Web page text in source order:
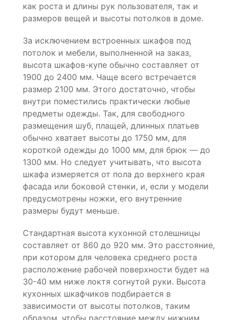
как роста и длины рук пользователя, так и
размеров вещей и высоты потолков в доме.
За исключением встроенных шкафов под
потолок и мебели, выполненной на заказ,
высота шкафов-купе обычно составляет от
1900 до 2400 мм. Чаще всего встречается
размер 2100 мм. Этого достаточно, чтобы
внутри поместились практически любые
предметы одежды. Так, для свободного
размещения шуб, плащей, длинных платьев
обычно хватает высоты до 1750 мм, для
короткой одежды до 1000 мм, для брюк — до
1300 мм. Но следует учитывать, что высота
шкафа измеряется от пола до верхнего края
фасада или боковой стенки, и, если у модели
предусмотрены ножки, его внутренние
размеры будут меньше.
Стандартная высота кухонной столешницы
составляет от 860 до 920 мм. Это расстояние,
при котором для человека среднего роста
расположение рабочей поверхности будет на
30-40 мм ниже локтя согнутой руки. Высота
кухонных шкафчиков подбирается в
зависимости от высоты потолков, таким